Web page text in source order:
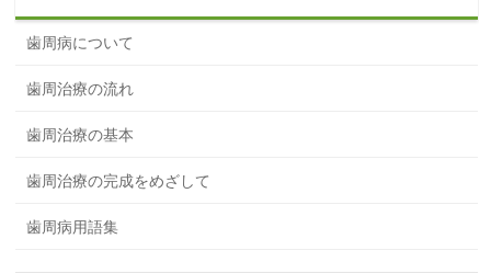
歯周病について
歯周治療の流れ
歯周治療の基本
歯周治療の完成をめざして
歯周病用語集